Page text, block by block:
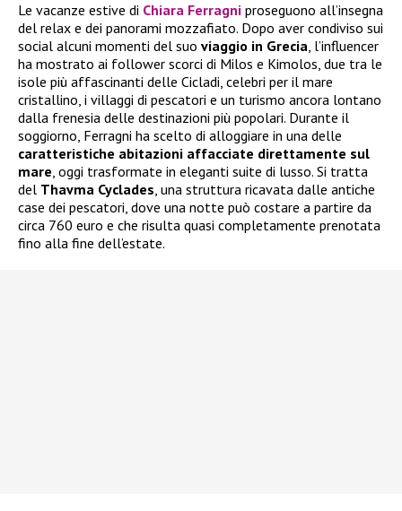
Le vacanze estive di Chiara Ferragni proseguono all’insegna
del relax e dei panorami mozzafiato. Dopo aver condiviso sui
social alcuni momenti del suo viaggio in Grecia, l’influencer
ha mostrato ai follower scorci di Milos e Kimolos, due tra le
isole più affascinanti delle Cicladi, celebri per il mare
cristallino, i villaggi di pescatori e un turismo ancora lontano
dalla frenesia delle destinazioni più popolari. Durante il
soggiorno, Ferragni ha scelto di alloggiare in una delle
caratteristiche abitazioni affacciate direttamente sul
mare, oggi trasformate in eleganti suite di lusso. Si tratta
del Thavma Cyclades, una struttura ricavata dalle antiche
case dei pescatori, dove una notte può costare a partire da
circa 760 euro e che risulta quasi completamente prenotata
fino alla fine dell’estate.